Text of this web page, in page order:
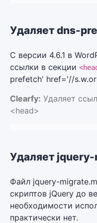
Удаляет dns-
С версии 4.6.1 в
ссылки в секции
prefetch' href='//
Clearfy: Удаляет
<head>
Удаляет
Файл jquery-
скриптов jQuery до
необходимости
практически нет.